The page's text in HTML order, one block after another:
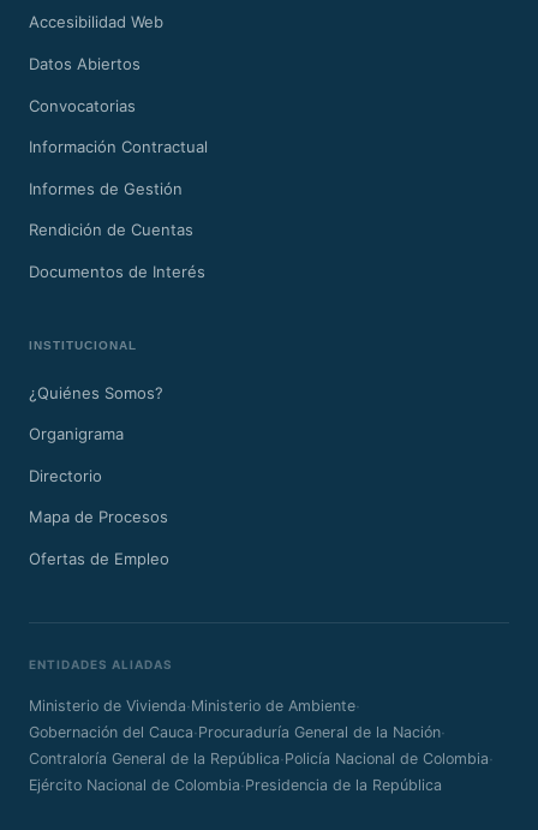
Accesibilidad Web
Datos Abiertos
Convocatorias
Información Contractual
Informes de Gestión
Rendición de Cuentas
Documentos de Interés
INSTITUCIONAL
¿Quiénes Somos?
Organigrama
Directorio
Mapa de Procesos
Ofertas de Empleo
ENTIDADES ALIADAS
Ministerio de Vivienda·Ministerio de Ambiente·
Gobernación del Cauca·Procuraduría General de la Nación·
Contraloría General de la República·Policía Nacional de Colombia·
Ejército Nacional de Colombia·Presidencia de la República